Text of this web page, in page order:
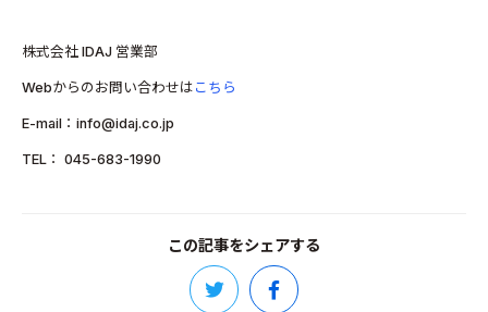
株式会社 IDAJ 営業部
Webからのお問い合わせは こちら
E-mail：info@idaj.co.jp
TEL： 045-683-1990
この記事をシェアする